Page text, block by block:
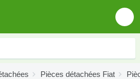
Pièces détachées Fiat